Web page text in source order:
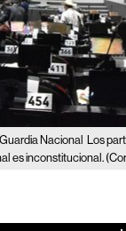
Nacional Los
es inconstitucional.